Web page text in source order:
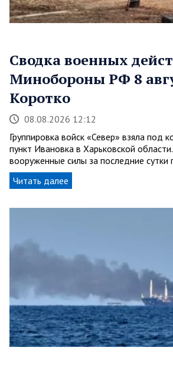
Сводка военных
Минобороны РФ 8
Коротко
08.08.2026 12:12
Группировка войск «Север» взяла под
пункт Ивановка в Харьковской
вооруженные силы за последние сутки
Читать далее